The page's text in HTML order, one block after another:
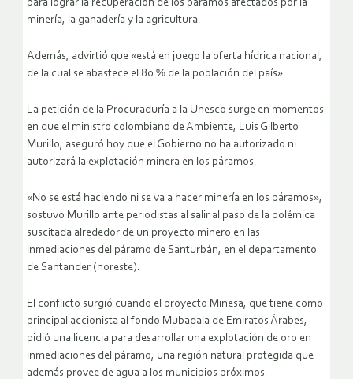
para lograr la recuperación de los páramos afectados por la
minería, la ganadería y la agricultura.
Además, advirtió que «está en juego la oferta hídrica nacional,
de la cual se abastece el 80 % de la población del país».
La petición de la Procuraduría a la Unesco surge en momentos
en que el ministro colombiano de Ambiente, Luis Gilberto
Murillo, aseguró hoy que el Gobierno no ha autorizado ni
autorizará la explotación minera en los páramos.
«No se está haciendo ni se va a hacer minería en los páramos»,
sostuvo Murillo ante periodistas al salir al paso de la polémica
suscitada alrededor de un proyecto minero en las
inmediaciones del páramo de Santurbán, en el departamento
de Santander (noreste).
El conflicto surgió cuando el proyecto Minesa, que tiene como
principal accionista al fondo Mubadala de Emiratos Árabes,
pidió una licencia para desarrollar una explotación de oro en
inmediaciones del páramo, una región natural protegida que
además provee de agua a los municipios próximos.